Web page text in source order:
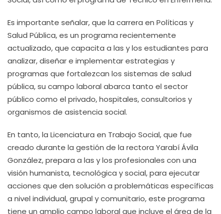
Es importante señalar, que la carrera en Políticas y
Salud Pública, es un programa recientemente
actualizado, que capacita a las y los estudiantes para
analizar, diseñar e implementar estrategias y
programas que fortalezcan los sistemas de salud
pública, su campo laboral abarca tanto el sector
público como el privado, hospitales, consultorios y
organismos de asistencia social.
En tanto, la Licenciatura en Trabajo Social, que fue
creado durante la gestión de la rectora Yarabí Ávila
González, prepara a las y los profesionales con una
visión humanista, tecnológica y social, para ejecutar
acciones que den solución a problemáticas específicas
a nivel individual, grupal y comunitario, este programa
tiene un amplio campo laboral que incluye el área de la